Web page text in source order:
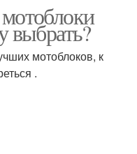
выбрать?
мотоблоков, к
.